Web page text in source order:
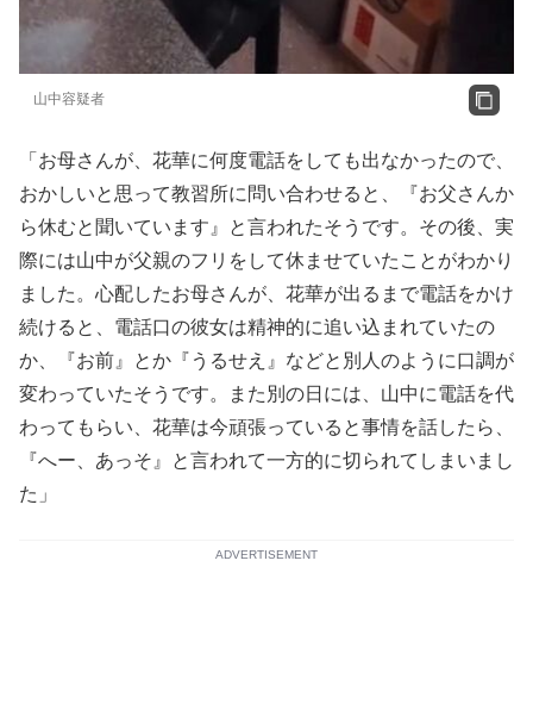
山中容疑者
「お母さんが、花華に何度電話をしても出なかったので、
おかしいと思って教習所に問い合わせると、『お父さんか
ら休むと聞いています』と言われたそうです。その後、実
際には山中が父親のフリをして休ませていたことがわかり
ました。心配したお母さんが、花華が出るまで電話をかけ
続けると、電話口の彼女は精神的に追い込まれていたの
か、『お前』とか『うるせえ』などと別人のように口調が
変わっていたそうです。また別の日には、山中に電話を代
わってもらい、花華は今頑張っていると事情を話したら、
『へー、あっそ』と言われて一方的に切られてしまいまし
た」
ADVERTISEMENT